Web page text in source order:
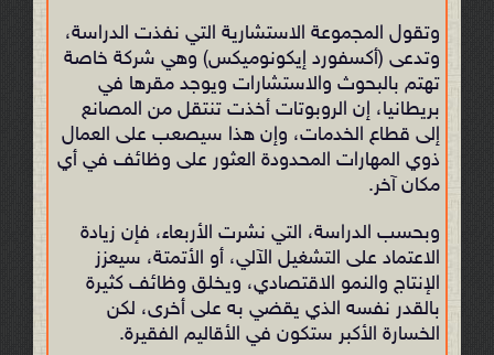
وتقول المجموعة الاستشارية التي نفذت الدراسة،
وتدعى (أكسفورد إيكونوميكس) وهي شركة خاصة
تهتم بالبحوث والاستشارات ويوجد مقرها في
بريطانيا، إن الروبوتات أخذت تنتقل من المصانع
إلى قطاع الخدمات، وإن هذا سيصعب على العمال
ذوي المهارات المحدودة العثور على وظائف في أي
مكان آخر.
وبحسب الدراسة، التي نشرت الأربعاء، فإن زيادة
الاعتماد على التشغيل الآلي، أو الأتمتة، سيعزز
الإنتاج والنمو الاقتصادي، ويخلق وظائف كثيرة
بالقدر نفسه الذي يقضي به على أخرى، لكن
الخسارة الأكبر ستكون في الأقاليم الفقيرة.